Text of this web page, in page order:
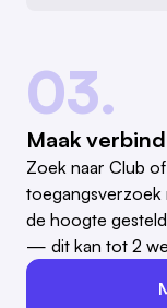
03.
Maak
Zoek naar Club
toegangsverzoek
de hoogte
— dit kan tot 2